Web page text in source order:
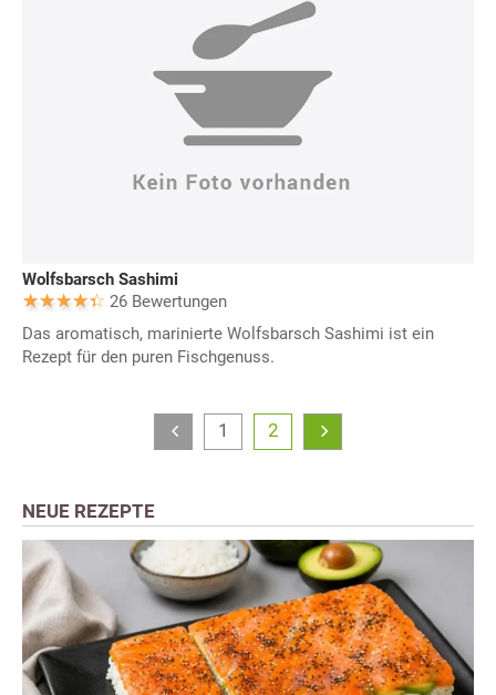
Wolfsbarsch Sashimi
26 Bewertungen
Das aromatisch, marinierte Wolfsbarsch Sashimi ist ein
Rezept für den puren Fischgenuss.
1 2
NEUE REZEPTE